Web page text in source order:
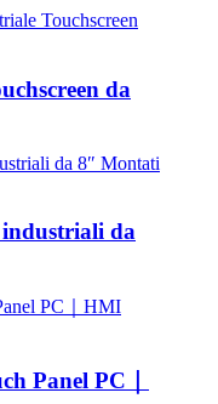
da
da
Panel PC｜